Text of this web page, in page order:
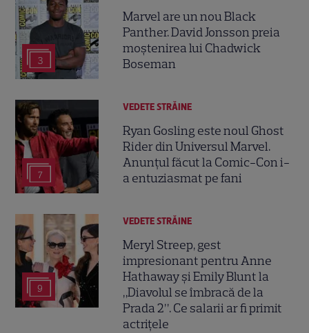
3
Marvel are un nou Black
Panther. David Jonsson preia
moștenirea lui Chadwick
Boseman
7
VEDETE STRĂINE
Ryan Gosling este noul Ghost
Rider din Universul Marvel.
Anunțul făcut la Comic-Con i-
a entuziasmat pe fani
9
VEDETE STRĂINE
Meryl Streep, gest
impresionant pentru Anne
Hathaway și Emily Blunt la
„Diavolul se îmbracă de la
Prada 2”. Ce salarii ar fi primit
actrițele